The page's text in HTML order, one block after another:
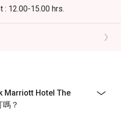
: 12.00-15.00 hrs.
highlight seafood wall, grilled
beverages.
15.00 hrs.
other restaurants in the
beverages.
Marriott Hotel The
？